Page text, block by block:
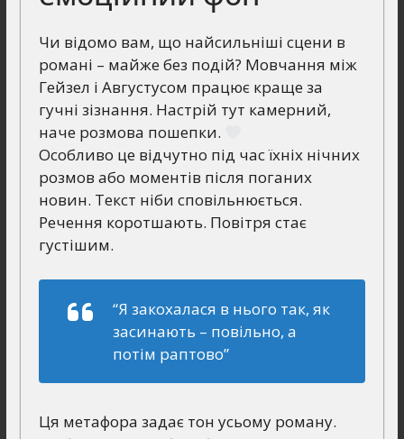
Чи відомо вам, що найсильніші сцени в
романі – майже без подій? Мовчання між
Гейзел і Августусом працює краще за
гучні зізнання. Настрій тут камерний,
наче розмова пошепки.
Особливо це відчутно під час їхніх нічних
розмов або моментів після поганих
новин. Текст ніби сповільнюється.
Речення коротшають. Повітря стає
густішим.
“Я закохалася в нього так, як
засинають – повільно, а
потім раптово”
Ця метафора задає тон усьому роману.